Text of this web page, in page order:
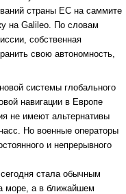
страны ЕС на саммите
на Galileo. Пo словам
собственная
свою автономность,
системы глобального
навигации в Европе
не имеют альтернативы
Но военные операторы
и непрерывного
стала обычным
море, а в ближайшем